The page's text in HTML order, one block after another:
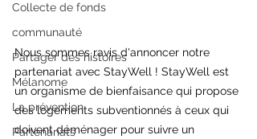
Collecte de fonds
communauté
Partager des histoires
Mélanome
La prévention
Partenariats
Nous sommes ravis d'annoncer notre
partenariat avec StayWell ! StayWell est
un organisme de bienfaisance qui propose
des logements subventionnés à ceux qui
doivent déménager pour suivre un